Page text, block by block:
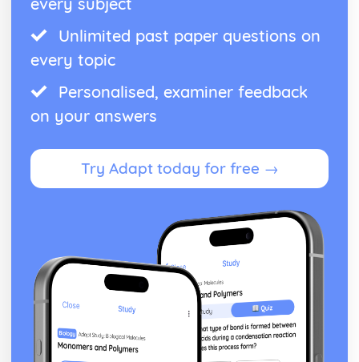
Unlimited past paper questions on
every topic
Personalised, examiner feedback
on your answers
Try Adapt today for free →